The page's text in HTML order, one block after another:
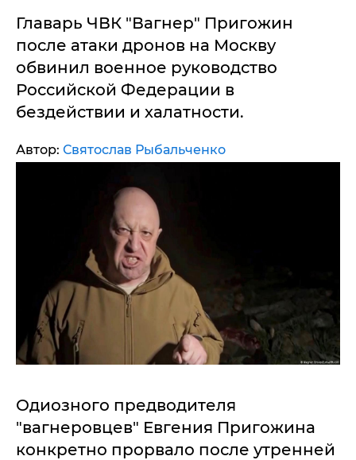
Главарь ЧВК "Вагнер" Пригожин
после атаки дронов на Москву
обвинил военное руководство
Российской Федерации в
бездействии и халатности.
Автор: Святослав Рыбальченко
Одиозного предводителя
"вагнеровцев" Евгения Пригожина
конкретно прорвало после утренней